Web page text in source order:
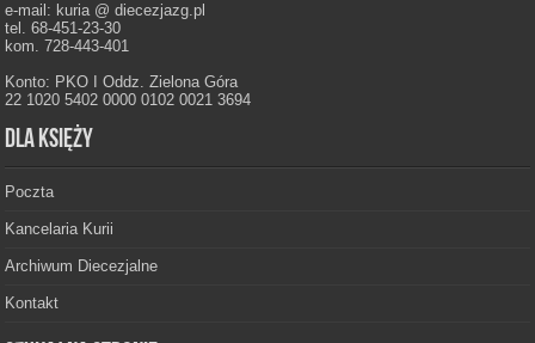
e-mail: kuria @ diecezjazg.pl
tel. 68-451-23-30
kom. 728-443-401
Konto: PKO I Oddz. Zielona Góra
22 1020 5402 0000 0102 0021 3694
Dla księży
Poczta
Kancelaria Kurii
Archiwum Diecezjalne
Kontakt